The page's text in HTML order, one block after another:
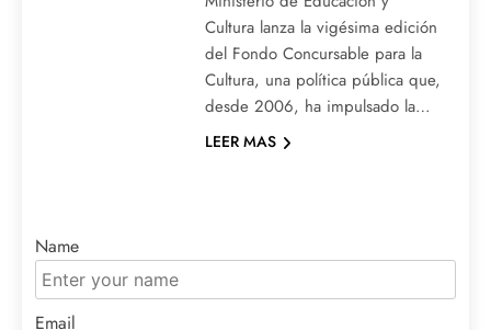
Cultura lanza la vigésima edición
del Fondo Concursable para la
Cultura, una política pública que,
desde 2006, ha impulsado la…
LEER MAS
Name
Email